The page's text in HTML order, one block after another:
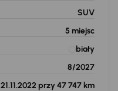
SUV
5 miejsc
biały
8/2027
21.11.2022 przy 47 747 km